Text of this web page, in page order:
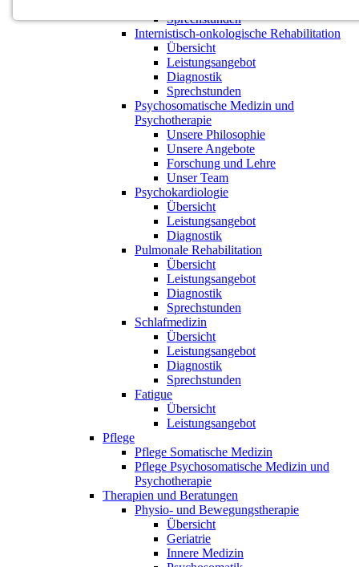
Sprechstunden
Internistisch-onkologische Rehabilitation
Übersicht
Leistungsangebot
Diagnostik
Sprechstunden
Psychosomatische Medizin und
Psychotherapie
Unsere Philosophie
Unsere Angebote
Forschung und Lehre
Unser Team
Psychokardiologie
Übersicht
Leistungsangebot
Diagnostik
Pulmonale Rehabilitation
Übersicht
Leistungsangebot
Diagnostik
Sprechstunden
Schlafmedizin
Übersicht
Leistungsangebot
Diagnostik
Sprechstunden
Fatigue
Übersicht
Leistungsangebot
Pflege
Pflege Somatische Medizin
Pflege Psychosomatische Medizin und
Psychotherapie
Therapien und Beratungen
Physio- und Bewegungstherapie
Übersicht
Geriatrie
Innere Medizin
Einverständnis-Cookie
Dieses Cookie speichert die vom Benutzer gewählten
Zustimmungsoptionen
Statistik Cookies erfassen Informationen anonym.
Informationen helfen uns zu verstehen, wie unsere
Besucher unsere Website nutzen.
Google Analytics